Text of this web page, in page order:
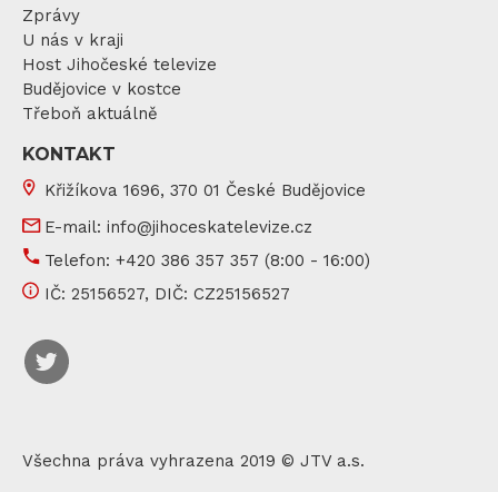
Zprávy
U nás v kraji
Host Jihočeské televize
Budějovice v kostce
Třeboň aktuálně
KONTAKT
Křižíkova 1696, 370 01 České Budějovice
E-mail: info@jihoceskatelevize.cz
Telefon: +420 386 357 357 (8:00 - 16:00)
IČ: 25156527, DIČ: CZ25156527
Všechna práva vyhrazena 2019 © JTV a.s.